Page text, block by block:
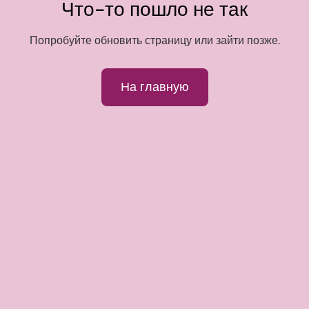
Что-то пошло не так
Попробуйте обновить страницу или зайти позже.
На главную